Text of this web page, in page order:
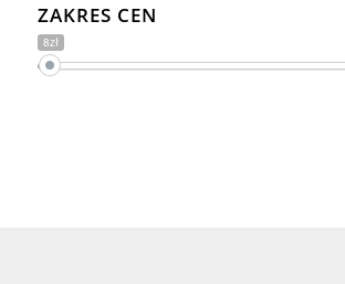
ZAKRES CEN
8zł